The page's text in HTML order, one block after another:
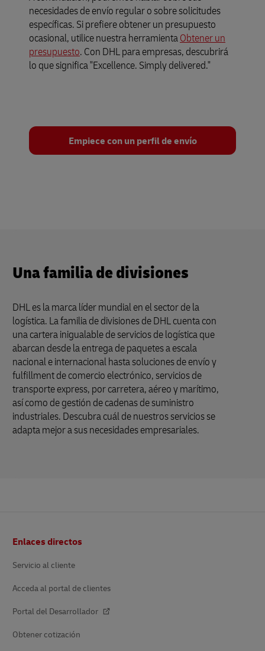
necesidades de envío regular o sobre solicitudes
específicas. Si prefiere obtener un presupuesto
ocasional, utilice nuestra herramientaObtener un
presupuesto. Con DHL para empresas, descubrirá
lo que significa "Excellence. Simply delivered."
Empiece con un perfil de envío
Una familia de divisiones
DHL es la marca líder mundial en el sector de la
logística. La familia de divisiones de DHL cuenta con
una cartera inigualable de servicios de logística que
abarcan desde la entrega de paquetes a escala
nacional e internacional hasta soluciones de envío y
fulfillment de comercio electrónico, servicios de
transporte express, por carretera, aéreo y marítimo,
así como de gestión de cadenas de suministro
industriales. Descubra cuál de nuestros servicios se
adapta mejor a sus necesidades empresariales.
de
Enlaces directos
Servicio al cliente
Acceda al portal de clientes
Portal del Desarrollador
Obtener cotización